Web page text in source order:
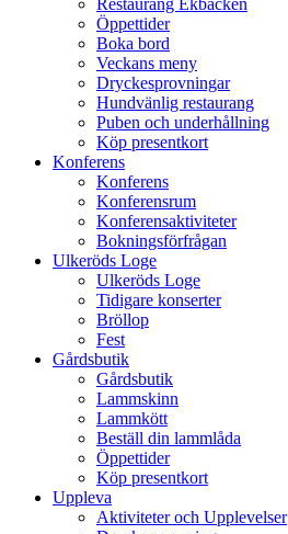
Restaurang Ekbacken
Öppettider
Boka bord
Veckans meny
Dryckesprovningar
Hundvänlig restaurang
Puben och underhållning
Köp presentkort
Konferens
Konferens
Konferensrum
Konferensaktiviteter
Bokningsförfrågan
Ulkeröds Loge
Ulkeröds Loge
Tidigare konserter
Bröllop
Fest
Gårdsbutik
Gårdsbutik
Lammskinn
Lammkött
Beställ din lammlåda
Öppettider
Köp presentkort
Uppleva
Aktiviteter och Upplevelser